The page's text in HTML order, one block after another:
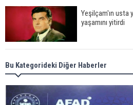
Yeşilçam'ın usta
yaşamını yitirdi
Meral Akşener ile
görüntülendi
Bu Kategorideki Diğer Haberler